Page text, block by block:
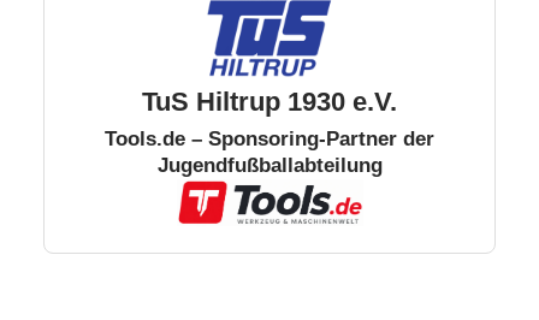
TuS Hiltrup 1930 e.V.
Tools.de – Sponsoring-Partner der
Jugendfußballabteilung